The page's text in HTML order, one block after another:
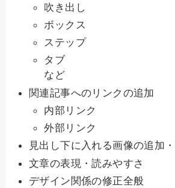
吹き出し
ボックス
ステップ
タブ
など
関連記事へのリンクの追加
内部リンク
外部リンク
見出し下に入れる画像の追加
文章の表現・読みやすさ
デザイン関係の修正全般